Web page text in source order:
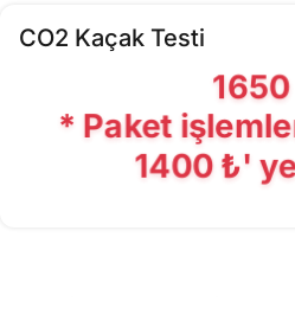
CO2 Kaçak Testi
* Paket
1400 ₺'